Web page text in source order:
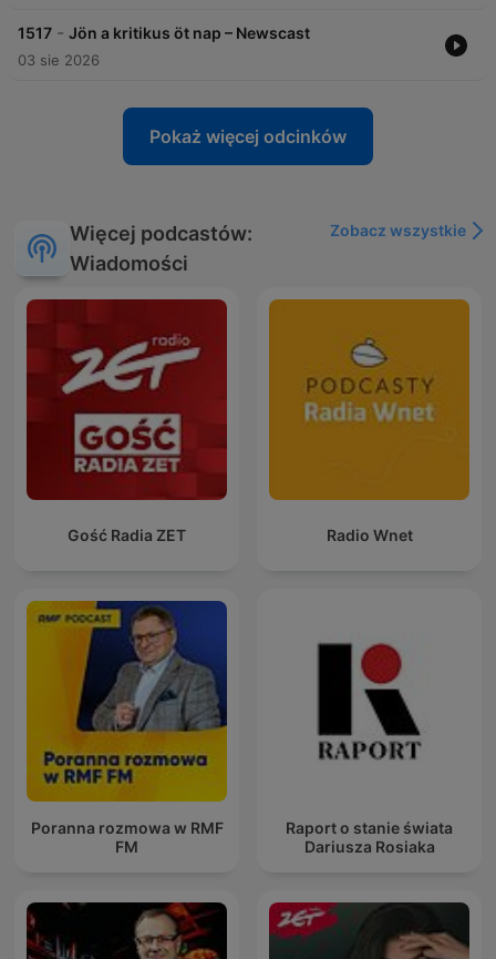
1517 - Jön a kritikus öt nap – Newscast
03 sie 2026
Pokaż więcej odcinków
Więcej podcastów:
Wiadomości
Zobacz wszystkie
Gość Radia ZET Radio Wnet
Poranna rozmowa w RMF
FM
Raport o stanie świata
Dariusza Rosiaka